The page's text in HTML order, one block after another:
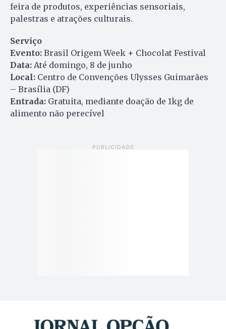
feira de produtos, experiências sensoriais,
palestras e atrações culturais.
Serviço
Evento: Brasil Origem Week + Chocolat Festival
Data: Até domingo, 8 de junho
Local: Centro de Convenções Ulysses Guimarães
– Brasília (DF)
Entrada: Gratuita, mediante doação de 1kg de
alimento não perecível